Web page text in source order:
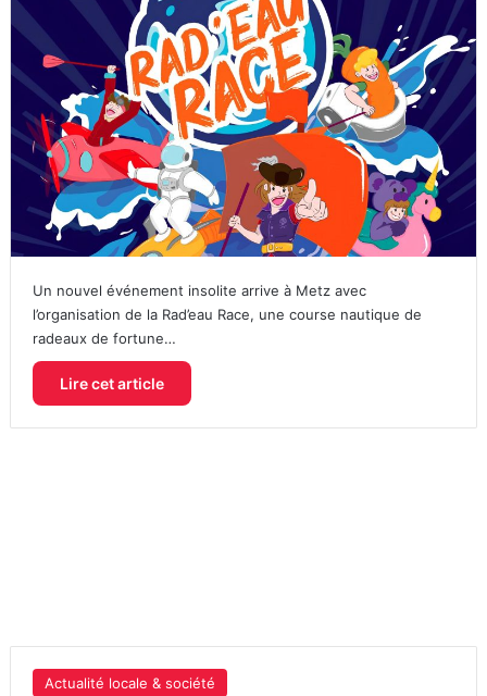
Un nouvel événement insolite arrive à Metz avec
l’organisation de la Rad’eau Race, une course nautique de
radeaux de fortune…
Lire cet article
Actualité locale & société